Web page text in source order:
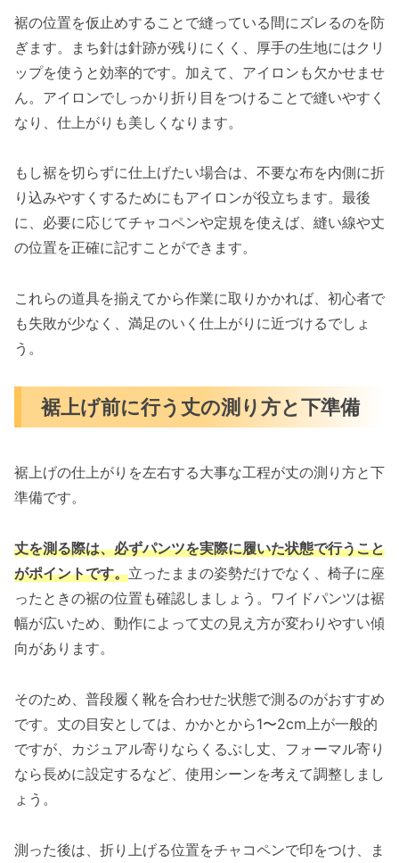
裾の位置を仮止めすることで縫っている間にズレるのを防
ぎます。まち針は針跡が残りにくく、厚手の生地にはクリ
ップを使うと効率的です。加えて、アイロンも欠かせませ
ん。アイロンでしっかり折り目をつけることで縫いやすく
なり、仕上がりも美しくなります。
もし裾を切らずに仕上げたい場合は、不要な布を内側に折
り込みやすくするためにもアイロンが役立ちます。最後
に、必要に応じてチャコペンや定規を使えば、縫い線や丈
の位置を正確に記すことができます。
これらの道具を揃えてから作業に取りかかれば、初心者で
も失敗が少なく、満足のいく仕上がりに近づけるでしょ
う。
裾上げ前に行う丈の測り方と下準備
裾上げの仕上がりを左右する大事な工程が丈の測り方と下
準備です。
丈を測る際は、必ずパンツを実際に履いた状態で行うこと
がポイントです。立ったままの姿勢だけでなく、椅子に座
ったときの裾の位置も確認しましょう。ワイドパンツは裾
幅が広いため、動作によって丈の見え方が変わりやすい傾
向があります。
そのため、普段履く靴を合わせた状態で測るのがおすすめ
です。丈の目安としては、かかとから1〜2cm上が一般的
ですが、カジュアル寄りならくるぶし丈、フォーマル寄り
なら長めに設定するなど、使用シーンを考えて調整しまし
ょう。
測った後は、折り上げる位置をチャコペンで印をつけ、ま